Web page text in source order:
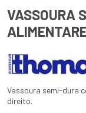
VASSOURA
Vassoura semi-dura
direito.